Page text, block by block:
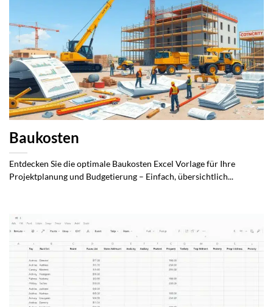
Baukosten
Entdecken Sie die optimale Baukosten Excel Vorlage für Ihre
Projektplanung und Budgetierung – Einfach, übersichtlich...